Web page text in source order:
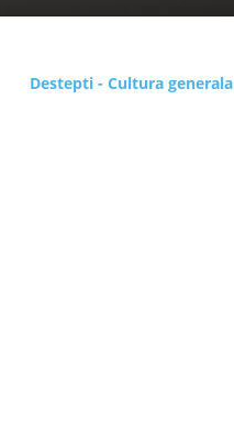
Destepti - Cultura generala